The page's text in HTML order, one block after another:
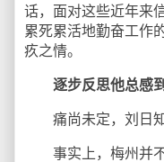
话，面对这些近年来
累死累活地勤奋工作
疚之情。
逐步反思他总感
痛尚未定，刘日知
事实上，梅州并不